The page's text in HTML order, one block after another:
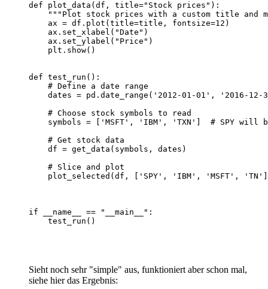
def plot_data(df, title="Stock prices"):
"""Plot stock prices with a custom title and
    ax = df.plot(title=title, fontsize=12)
    ax.set_xlabel("Date")
    ax.set_ylabel("Price")
    plt.show()
def test_run():
    # Define a date range
dates = pd.date_range('2012-01-01', '2016-12-
    # Choose stock symbols to read
symbols = ['MSFT', 'IBM', 'TXN']  # SPY will
    # Get stock data
    df = get_data(symbols, dates)
    # Slice and plot
plot_selected(df, ['SPY', 'IBM', 'MSFT',
if __name__ == "__main__":
    test_run()
Sieht noch sehr "simple" aus, funktioniert aber schon mal,
siehe hier das Ergebnis: